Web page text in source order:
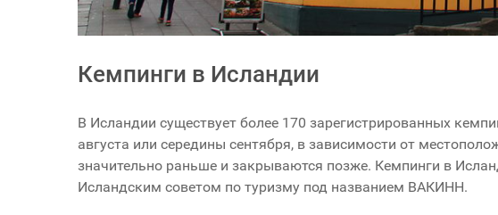
Кемпинги в Исландии
В Исландии существует более 170 зарегистрированных
августа или середины сентября, в зависимости от
значительно раньше и закрываются позже. Кемпинги в
Исландским советом по туризму под названием ВАКИНН.